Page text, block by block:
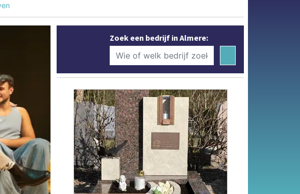
Zoek een bedrijf in Almere: